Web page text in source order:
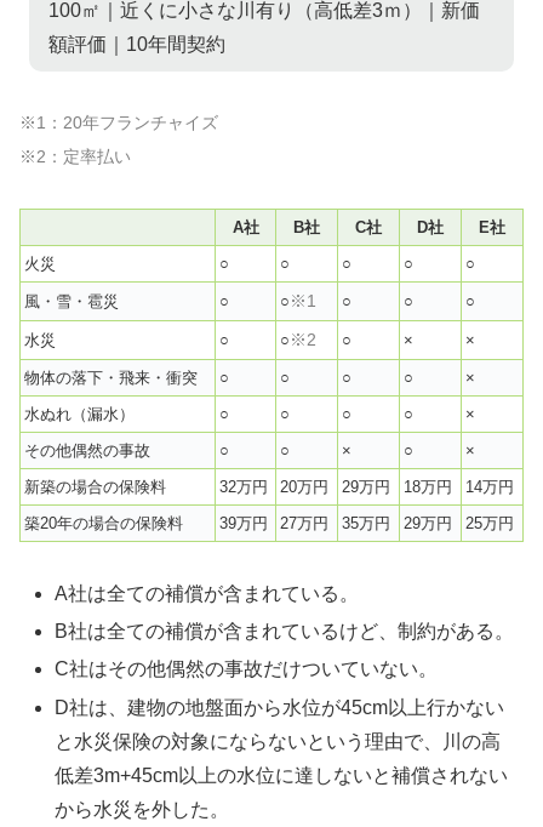
100㎡｜近くに小さな川有り（高低差3ｍ）｜新価
額評価｜10年間契約
※1：20年フランチャイズ
※2：定率払い
A社 B社 C社 D社
E社
火災
○ ○ ○ ○ ○
風・雪・雹災 ○ ○ ※1 ○ ○ ○
水災 ○ ○ ※2 ○ × ×
物体の落下・飛来・衝突 ○ ○ ○ ○
×
水ぬれ（漏水）
○ ○ ○ ○
×
その他偶然の事故
○ ○ × ○
×
新築の場合の保険料
32万円 20万円 29万円 18万円
14万円
築20年の場合の保険料
39万円 27万円 35万円 29万円 25万円
A社は全ての補償が含まれている。
B社は全ての補償が含まれているけど、制約がある。
C社はその他偶然の事故だけついていない。
D社は、建物の地盤面から水位が45cm以上行かない
と水災保険の対象にならないという理由で、川の高
低差3m+45cm以上の水位に達しないと補償されない
から水災を外した。